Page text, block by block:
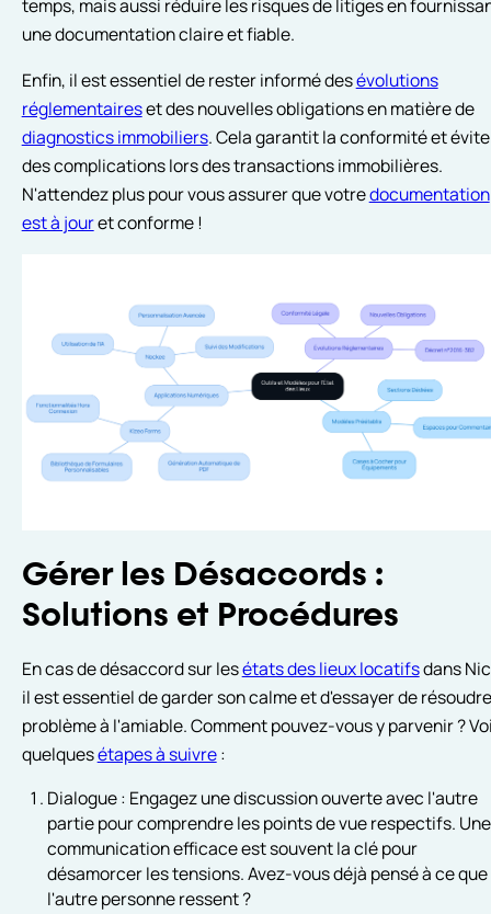
temps, mais aussi réduire les risques de litiges en
une documentation claire et fiable.
Enfin, il est essentiel de rester informé desévolutions
réglementaireset des nouvelles obligations en matière de
diagnostics immobiliers. Cela garantit la conformité et évite
des complications lors des transactions immobilières.
N'attendez plus pour vous assurer que votredocumentation
est à jouret conforme !
Gérer les Désaccords :
Solutions et Procédures
En cas de désaccord sur lesétats des lieux locatifsdans
il est essentiel de garder son calme et d'essayer de
problème à l'amiable. Comment pouvez-vous y parvenir ?
quelquesétapes à suivre:
Dialogue : Engagez une discussion ouverte avec l'autre
partie pour comprendre les points de vue respectifs. Une
communication efficace est souvent la clé pour
désamorcer les tensions. Avez-vous déjà pensé à ce que
l'autre personne ressent ?